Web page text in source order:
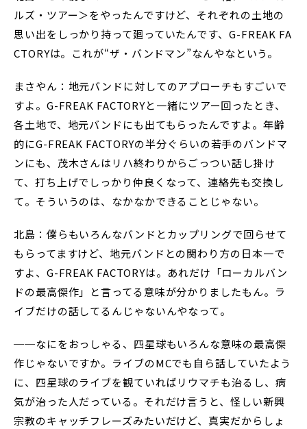
ルズ・ツアー＞をやったんですけど、それぞれの土地の
思い出をしっかり持って廻っていたんです、G-FREAK FA
CTORYは。これが“ザ・バンドマン”なんやなという。
まさやん：地元バンドに対してのアプローチもすごいで
すよ。G-FREAK FACTORYと一緒にツアー回ったとき、
各土地で、地元バンドにも出てもらったんですよ。年齢
的にG-FREAK FACTORYの半分ぐらいの若手のバンドマ
ンにも、茂木さんはリハ終わりからごっつい話し掛け
て、打ち上げでしっかり仲良くなって、連絡先も交換し
て。そういうのは、なかなかできることじゃない。
北島：僕らもいろんなバンドとカップリングで回らせて
もらってますけど、地元バンドとの関わり方の日本一で
すよ、G-FREAK FACTORYは。あれだけ「ローカルバン
ドの最高傑作」と言ってる意味が分かりましたもん。ラ
イブだけの話してるんじゃないんやなって。
──なにをおっしゃる、四星球もいろんな意味の最高傑
作じゃないですか。ライブのMCでも自ら話していたよう
に、四星球のライブを観ていればリウマチも治るし、病
気が治った人だっている。それだけ言うと、怪しい新興
宗教のキャッチフレーズみたいだけど、真実だからしょ